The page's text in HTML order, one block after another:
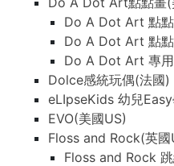
Do A Dot Art 點
Do A Dot Art 點
Do A Dot Art 專
Dolce感統玩偶(法國)
eLIpseKids 幼兒
EVO(美國US)
Floss and Rock(英國
Floss and Rock